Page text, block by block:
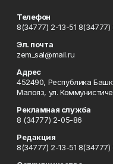
Телефон
8(34777) 2-13-51 8(34777)
Эл. почта
zem_sal@mail.ru
Адрес
452490, Республика
Малояз, ул.
Рекламная служба
8 (34777) 2-05-86
Редакция
8(34777) 2-13-51 8(34777)